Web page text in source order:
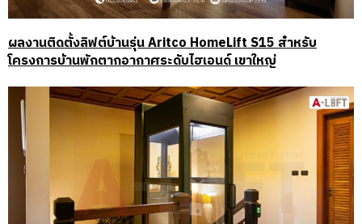
ผลงานติดตั้งลิฟต์บ้านรุ่น Aritco HomeLift S15 สำหรับ
โครงการบ้านพักตากอากาศระดับไฮเอนด์ เขาใหญ่